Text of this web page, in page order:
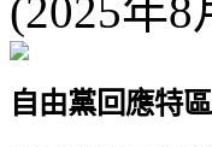
(2025年8
自由黨回應特